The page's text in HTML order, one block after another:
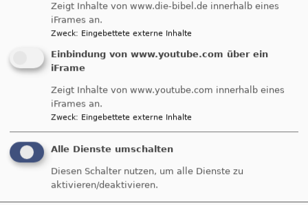
So, 27.9. 18 Uhr
„Musik und mehr“ – Der etwas
andere Gottesdienst
First English Handbell Choir
Zeigt Inhalte von www.die-bibel.de innerhalb eines
iFrames an.
Zweck: Eingebettete externe Inhalte
Einbindung von www.youtube.com über ein
iFrame
Zeigt Inhalte von www.youtube.com innerhalb eines
iFrames an.
Zweck: Eingebettete externe Inhalte
Alle Dienste umschalten
Diesen Schalter nutzen, um alle Dienste zu
aktivieren/deaktivieren.